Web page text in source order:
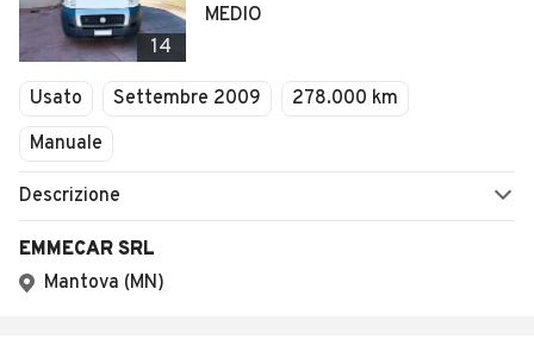
14
MEDIO
Usato Settembre 2009
278.000 km
Manuale
Descrizione
EMMECAR SRL
Mantova (MN)